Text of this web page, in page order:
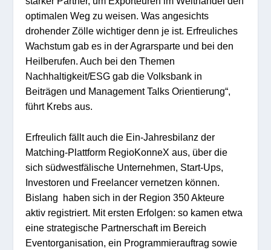
optimalen Weg zu weisen. Was angesichts
drohender Zölle wichtiger denn je ist. Erfreuliches
Wachstum gab es in der Agrarsparte und bei den
Heilberufen. Auch bei den Themen
Nachhaltigkeit/ESG gab die Volksbank in
Beiträgen und Management Talks Orientierung“,
führt Krebs aus.
Erfreulich fällt auch die Ein-Jahresbilanz der
Matching-Plattform RegioKonneX aus, über die
sich südwestfälische Unternehmen, Start-Ups,
Investoren und Freelancer vernetzen können.
Bislang haben sich in der Region 350 Akteure
aktiv registriert. Mit ersten Erfolgen: so kamen etwa
eine strategische Partnerschaft im Bereich
Eventorganisation, ein Programmierauftrag sowie